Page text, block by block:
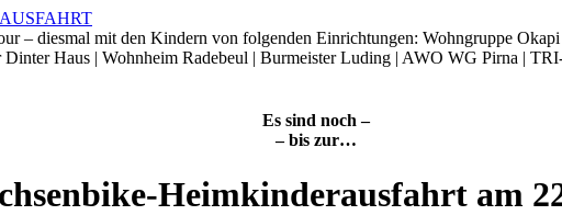
– diesmal mit den Kindern von folgenden Einrichtungen: Wohngruppe
Haus | Wohnheim Radebeul | Burmeister Luding | AWO WG Pirna |
Es sind noch –
– bis zur…
Heimkinderausfahrt am